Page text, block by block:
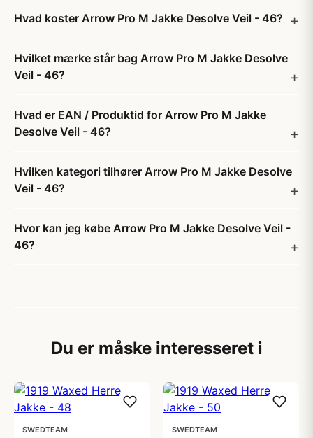
Hvad koster Arrow Pro M Jakke Desolve Veil - 46?
Hvilket mærke står bag Arrow Pro M Jakke Desolve
Veil - 46?
Hvad er EAN / Produktid for Arrow Pro M Jakke
Desolve Veil - 46?
Hvilken kategori tilhører Arrow Pro M Jakke Desolve
Veil - 46?
Hvor kan jeg købe Arrow Pro M Jakke Desolve Veil -
46?
Du er måske interesseret i
SWEDTEAM SWEDTEAM